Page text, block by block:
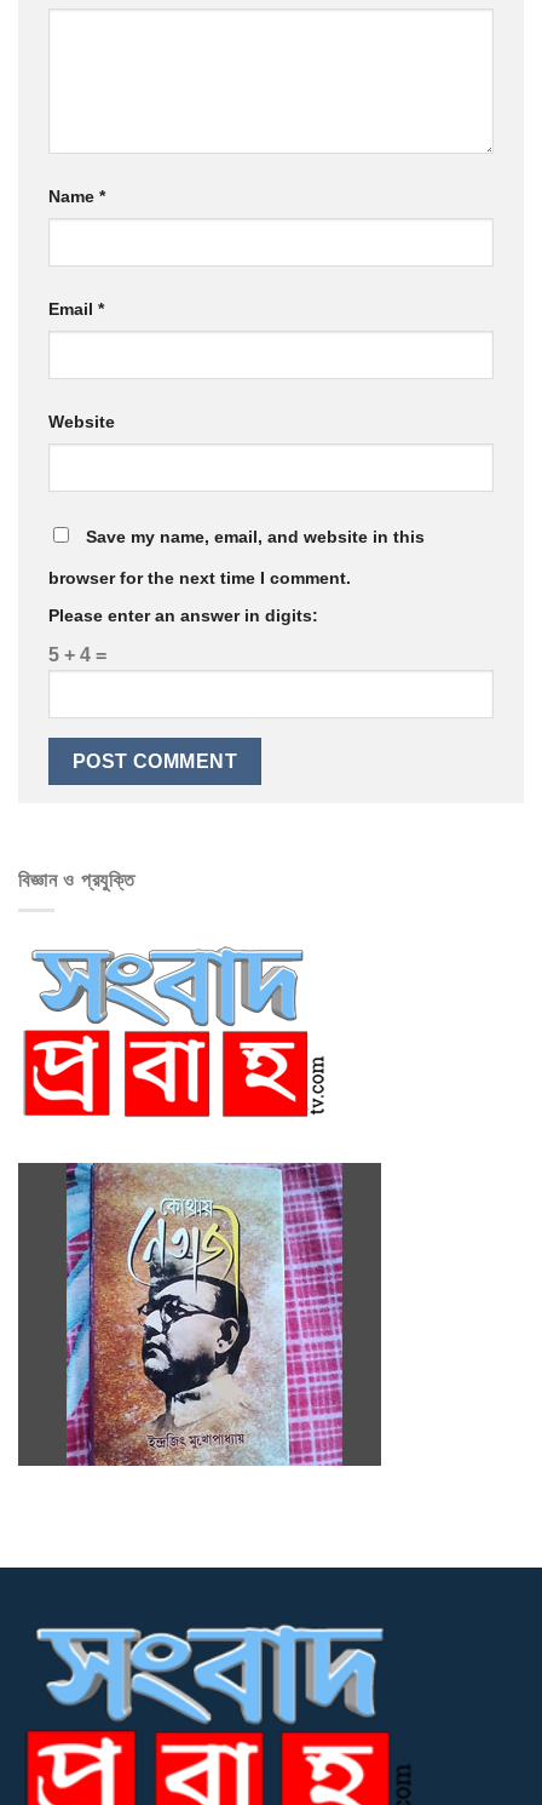
Name *
Email *
Website
Save my name, email, and website in this
browser for the next time I comment.
Please enter an answer in digits:
5 + 4 =
বিজ্ঞান ও প্রযুক্তি